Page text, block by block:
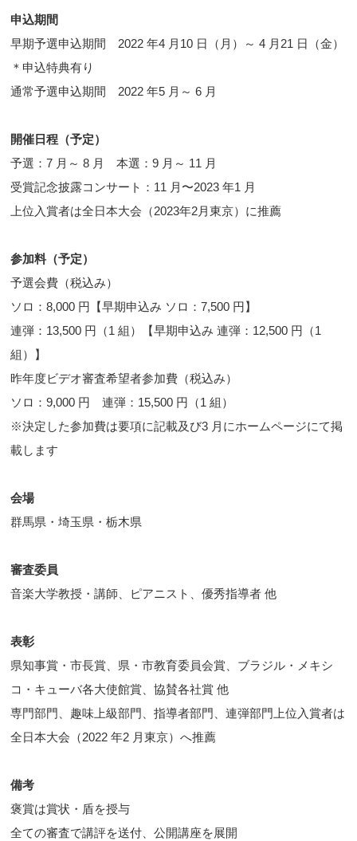
申込期間
早期予選申込期間 2022 年4 月10 日（月）～ 4 月21 日（金）
＊申込特典有り
通常予選申込期間 2022 年5 月～ 6 月
開催日程（予定）
予選：7 月～ 8 月 本選：9 月～ 11 月
受賞記念披露コンサート：11 月〜2023 年1 月
上位入賞者は全日本大会（2023年2月東京）に推薦
参加料（予定）
予選会費（税込み）
ソロ：8,000 円【早期申込み ソロ：7,500 円】
連弾：13,500 円（1 組）【早期申込み 連弾：12,500 円（1
組）】
昨年度ビデオ審査希望者参加費（税込み）
ソロ：9,000 円 連弾：15,500 円（1 組）
※決定した参加費は要項に記載及び3 月にホームページにて掲
載します
会場
群馬県・埼玉県・栃木県
審査委員
音楽大学教授・講師、ピアニスト、優秀指導者 他
表彰
県知事賞・市長賞、県・市教育委員会賞、ブラジル・メキシ
コ・キューバ各大使館賞、協賛各社賞 他
専門部門、趣味上級部門、指導者部門、連弾部門上位入賞者は
全日本大会（2022 年2 月東京）へ推薦
備考
褒賞は賞状・盾を授与
全ての審査で講評を送付、公開講座を展開